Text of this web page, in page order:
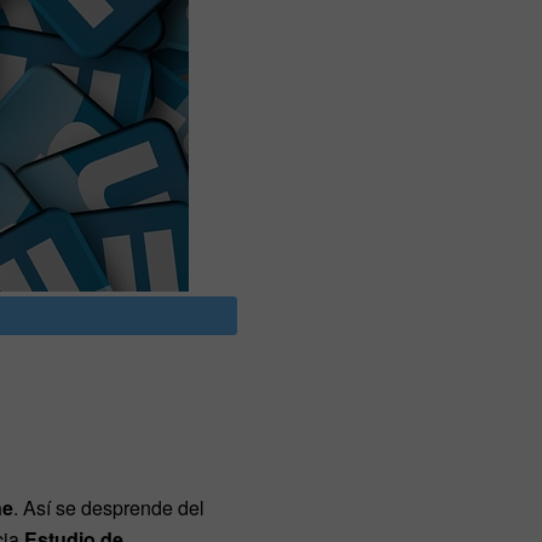
. Así se desprende del